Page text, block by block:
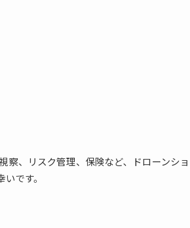
察、リスク管理、保険など、ドローンショ
です。